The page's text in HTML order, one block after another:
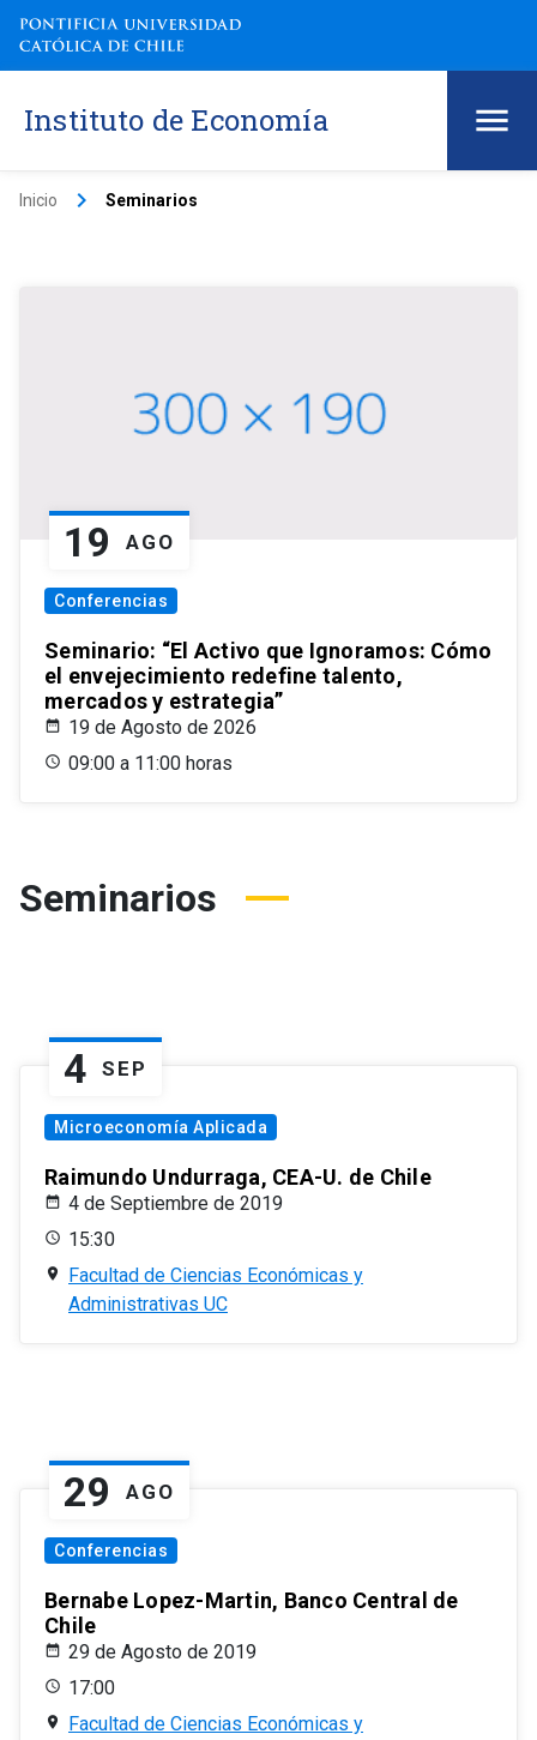
Instituto de Economía
Inicio keyboard_arrow_right Seminarios
19 AGO
Conferencias
Seminario: “El Activo que Ignoramos: Cómo
el envejecimiento redefine talento,
mercados y estrategia”
19 de Agosto de 2026
09:00 a 11:00 horas
Seminarios
4 SEP
Microeconomía Aplicada
Raimundo Undurraga, CEA-U. de Chile
4 de Septiembre de 2019
15:30
Facultad de Ciencias Económicas y
Administrativas UC
29 AGO
Conferencias
Bernabe Lopez-Martin, Banco Central de
Chile
29 de Agosto de 2019
17:00
Facultad de Ciencias Económicas y